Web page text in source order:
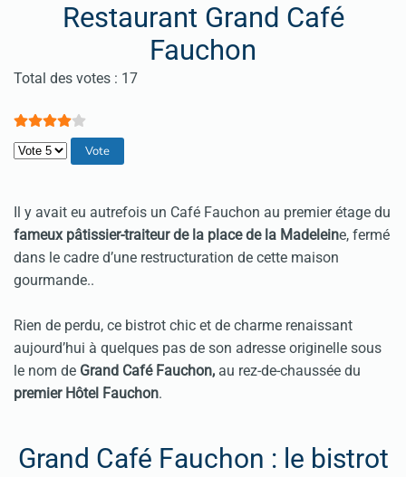
Restaurant Grand Café
Fauchon
Vote utilisateur:4/
Total des votes : 17
Veuillez voter
Il y avait eu autrefois un Café Fauchon au premier étage du
fameux pâtissier-traiteur de la place de la Madeleine, fermé
dans le cadre d’une restructuration de cette maison
gourmande..
Rien de perdu, ce bistrot chic et de charme renaissant
aujourd’hui à quelques pas de son adresse originelle sous
le nom de Grand Café Fauchon, au rez-de-chaussée du
premier Hôtel Fauchon.
Grand Café Fauchon : le bistrot